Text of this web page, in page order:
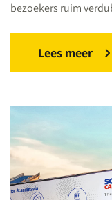
bezoekers ruim
Lees meer